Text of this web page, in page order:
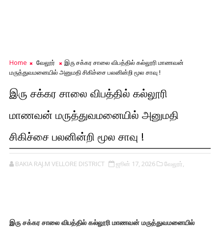
Home வேலூர்
இரு சக்கர சாலை விபத்தில் கல்லூரி மாணவன்
மருத்துவமனையில் அனுமதி சிகிச்சை பலனின்றி மூல சாவு !
இரு சக்கர சாலை விபத்தில் கல்லூரி
மாணவன் மருத்துவமனையில் அனுமதி
சிகிச்சை பலனின்றி மூல சாவு !
BAKIA RAJ.M VELLORE DISTRICT ஜூன் 17, 2026 வேலூர்,
இரு சக்கர சாலை விபத்தில் கல்லூரி மாணவன் மருத்துவமனையில்